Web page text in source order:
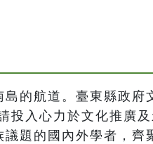
的航道。臺東縣政府
投入心力於文化推廣
題的國內外學者，齊